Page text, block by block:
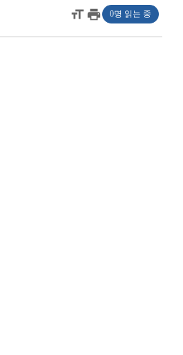
format_sizeprint 0명 읽는 중